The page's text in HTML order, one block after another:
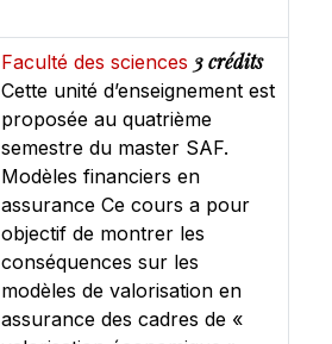
Faculté des sciences 3 crédits
Cette unité d’enseignement est
proposée au quatrième
semestre du master SAF.
Modèles financiers en
assurance Ce cours a pour
objectif de montrer les
conséquences sur les
modèles de valorisation en
assurance des cadres de «